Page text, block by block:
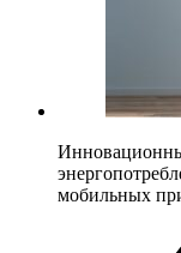
мобильных